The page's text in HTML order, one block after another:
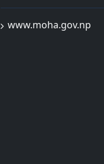
www.moha.gov.np